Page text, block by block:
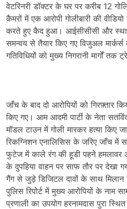
वेटरिनरी डॉक्टर के घर पर करीब 12
कैमरों में एक आरोपी गोलीबारी की
करते हुए कैद हुआ। आईसीसीसी और
समन्वय से तैयार किए गए विजुअल
गतिविधियों को मुख्य निगरानी मार्गों तक
जाँच के बाद दो आरोपियों को गिरफ़्तार
किए गए। आम आदमी पार्टी के नेता
मॉडल टाउन में गोली मारकर हत्या किए
रिकग्निशन एनालिसिस के जरिए जाँच में
फुटेज में काले रंग की हूडी पहने
के दुपहिया वाहन पर साफ तौर पर देखा
गैंग से जुड़े डिजिटल दावों के साथ मिलान
पुलिस रिपोर्ट में मुख्य आरोपियों के नाम
प्रणाली का उपयोग हरनामदास पुरा